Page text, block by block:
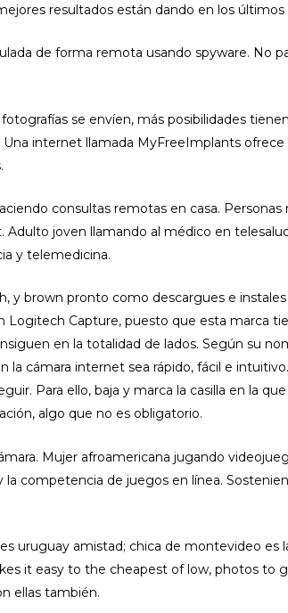
resultados están dando en los últimos
de forma remota usando spyware. No
se envíen, más posibilidades
Una internet llamada MyFreeImplants ofrece
consultas remotas en casa. Personas
joven llamando al médico en
y telemedicina.
brown pronto como descargues e instales
Logitech Capture, puesto que esta marca
en la totalidad de lados. Según su
cámara internet sea rápido, fácil e
Para ello, baja y marca la casilla en la
algo que no es obligatorio.
Mujer afroamericana jugando
competencia de juegos en línea.
uruguay amistad; chica de montevideo es
it easy to the cheapest of low, photos to
ellas también.